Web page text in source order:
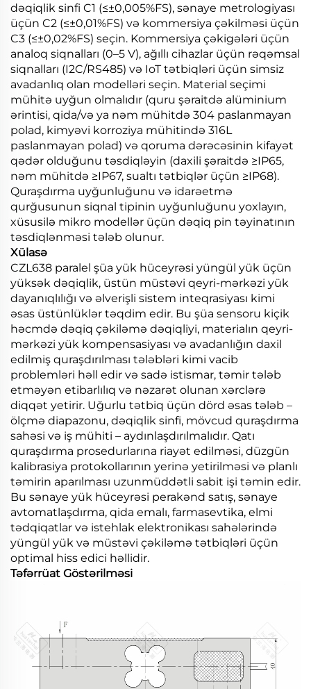
dəqiqlik sinfi C1 (≤±0,005%FS), sənaye metrologiyası
üçün C2 (≤±0,01%FS) və kommersiya çəkilməsi üçün
C3 (≤±0,02%FS) seçin. Kommersiya çəkigələri üçün
analoq siqnalları (0–5 V), ağıllı cihazlar üçün rəqəmsal
siqnalları (I2C/RS485) və IoT tətbiqləri üçün simsiz
avadanlıq olan modelləri seçin. Material seçimi
mühitə uyğun olmalıdır (quru şəraitdə alüminium
ərintisi, qida/və ya nəm mühitdə 304 paslanmayan
polad, kimyəvi korroziya mühitində 316L
paslanmayan polad) və qoruma dərəcəsinin kifayət
qədər olduğunu təsdiqləyin (daxili şəraitdə ≥IP65,
nəm mühitdə ≥IP67, sualtı tətbiqlər üçün ≥IP68).
Quraşdırma uyğunluğunu və idarəetmə
qurğusunun siqnal tipinin uyğunluğunu yoxlayın,
xüsusilə mikro modellər üçün dəqiq pin təyinatının
təsdiqlənməsi tələb olunur.
Xülasə
CZL638 paralel şüa yük hüceyrəsi yüngül yük üçün
yüksək dəqiqlik, üstün müstəvi qeyri-mərkəzi yük
dayanıqlılığı və əlverişli sistem inteqrasiyası kimi
əsas üstünlüklər təqdim edir. Bu şüa sensoru kiçik
həcmdə dəqiq çəkiləmə dəqiqliyi, materialın qeyri-
mərkəzi yük kompensasiyası və avadanlığın daxil
edilmiş quraşdırılması tələbləri kimi vacib
problemləri həll edir və sadə istismar, təmir tələb
etməyən etibarlılıq və nəzarət olunan xərclərə
diqqət yetirir. Uğurlu tətbiq üçün dörd əsas tələb –
ölçmə diapazonu, dəqiqlik sinfi, mövcud quraşdırma
sahəsi və iş mühiti – aydınlaşdırılmalıdır. Qatı
quraşdırma prosedurlarına riayət edilməsi, düzgün
kalibrasiya protokollarının yerinə yetirilməsi və planlı
təmirin aparılması uzunmüddətli sabit işi təmin edir.
Bu sənaye yük hüceyrəsi perakənd satış, sənaye
avtomatlaşdırma, qida emalı, farmasevtika, elmi
tədqiqatlar və istehlak elektronikası sahələrində
yüngül yük və müstəvi çəkiləmə tətbiqləri üçün
optimal hiss edici həllidir.
Təfərrüat Göstərilməsi